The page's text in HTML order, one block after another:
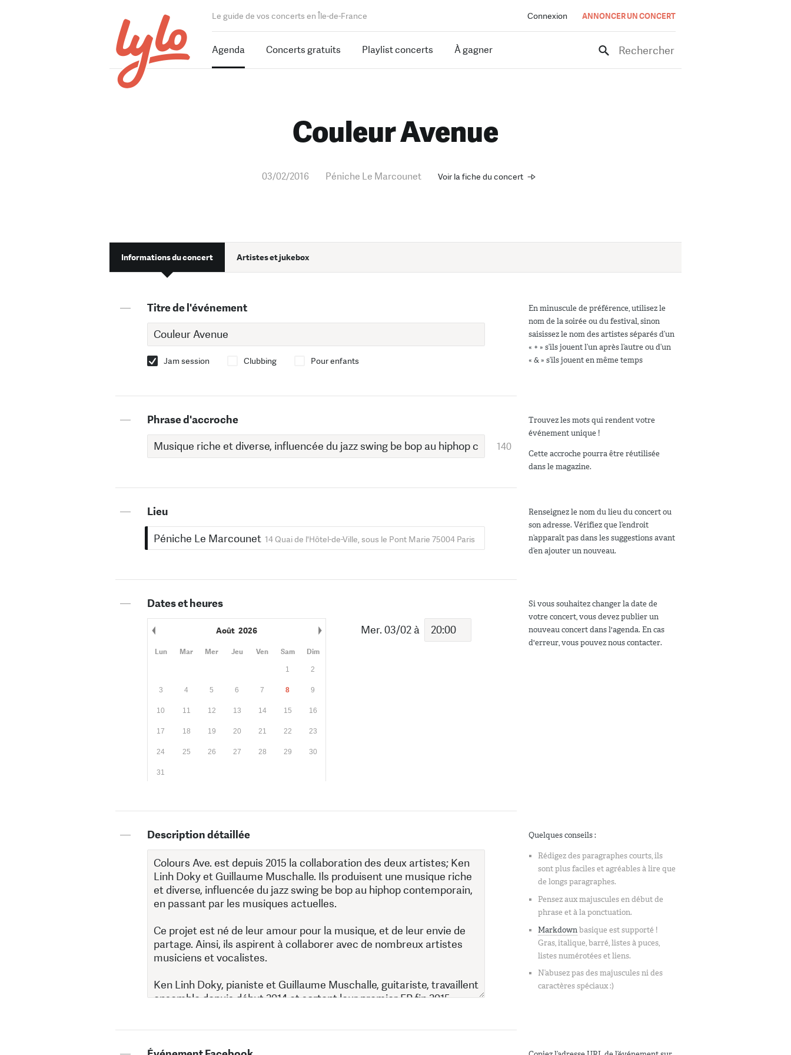
Connexion ANNONCER UN CONCERT
Le guide de vos concerts en Île-de-France
Agenda Concerts gratuits Playlist concerts À gagner Rechercher
Couleur Avenue
03/02/2016 Péniche Le Marcounet Voir la fiche du concert
Informations du concert Artistes et jukebox
— Titre de l'événement
Jam session Clubbing Pour enfants
En minuscule de préférence, utilisez le
nom de la soirée ou du festival, sinon
saisissez le nom des artistes séparés d’un
« + » s’ils jouent l’un après l’autre ou d’un
« & » s’ils jouent en même temps
— Phrase d'accroche
140
Trouvez les mots qui rendent votre
événement unique !
Cette accroche pourra être réutilisée
dans le magazine.
—
Lieu
Péniche Le Marcounet 14 Quai de l'Hôtel-de-Ville, sous le Pont Marie 75004 Paris
Renseignez le nom du lieu du concert ou
son adresse. Vérifiez que l’endroit
n’apparaît pas dans les suggestions avant
d’en ajouter un nouveau.
— Dates et heures
Août 2026 Mois suivant
Lun Mar Mer Jeu Ven Sam Dim
1 2
3 4 5 6 7 8 9
10 11 12 13 14 15 16
17 18 19 20 21 22 23
24 25 26 27 28 29 30
31
Mer. 03/02 à
Si vous souhaitez changer la date de
votre concert, vous devez publier un
nouveau concert dans l'agenda. En cas
d'erreur, vous pouvez nous contacter.
— Description détaillée Quelques conseils :
Rédigez des paragraphes courts, ils
sont plus faciles et agréables à lire que
de longs paragraphes.
Pensez aux majuscules en début de
phrase et à la ponctuation.
Markdownbasique est supporté !
Gras, italique, barré, listes à puces,
listes numérotées et liens.
N’abusez pas des majuscules ni des
caractères spéciaux :)